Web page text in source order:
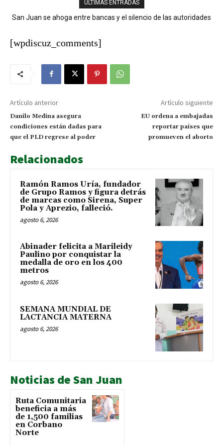
ÚLTIMAS ENTRADAS
San Juan se ahoga entre bancas y el silencio de las autoridades
Chubascos matutinos y aguaceros con tronadas marcarán las
[wpdiscuz_comments]
Artículo anterior
Danilo Medina asegura
condiciones están dadas para
que el PLD regrese al poder
Artículo siguiente
EU ordena a embajadas
reportar países que
promueven el aborto
Relacionados
Ramón Ramos Uría, fundador
de Grupo Ramos y figura detrás
de marcas como Sirena, Super
Pola y Aprezio, falleció.
agosto 6, 2026
Abinader felicita a Marileidy
Paulino por conquistar la
medalla de oro en los 400
metros
agosto 6, 2026
SEMANA MUNDIAL DE
LACTANCIA MATERNA
agosto 6, 2026
Noticias de San Juan
Ruta Comunitaria
beneficia a más
de 1,500 familias
en Corbano
Norte